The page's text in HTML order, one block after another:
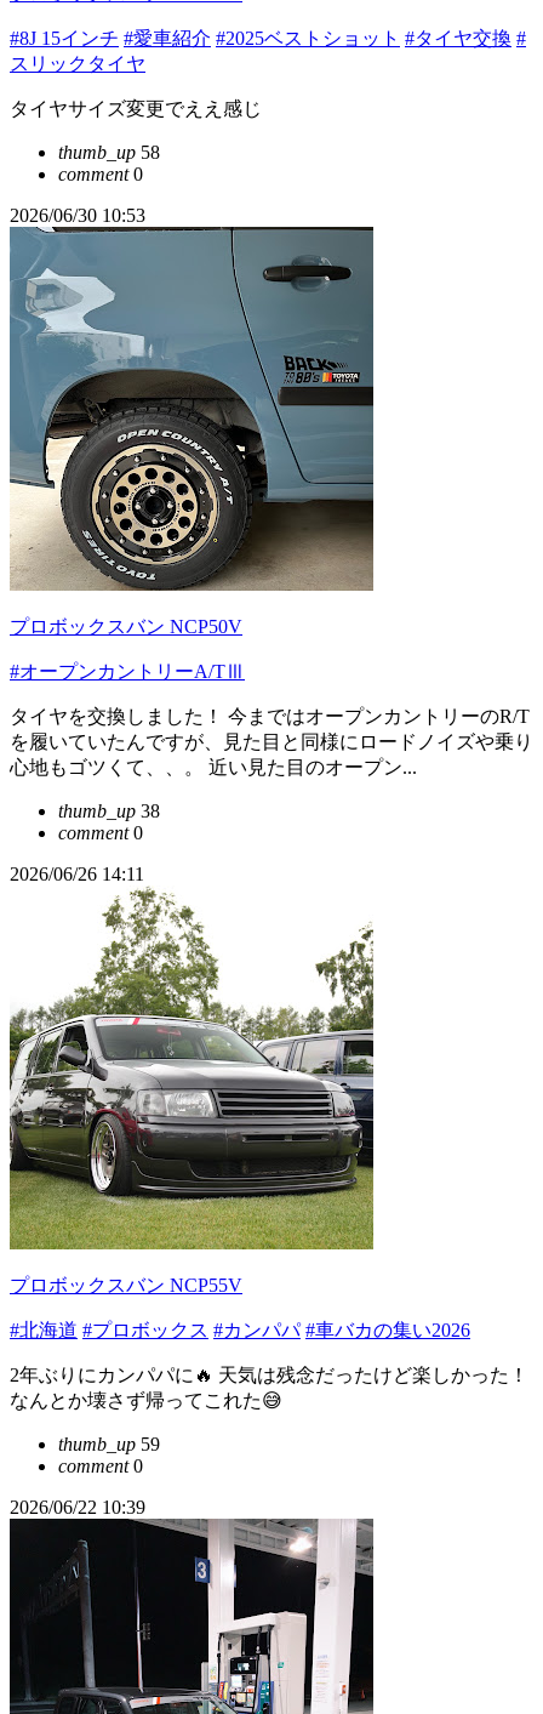
#8J 15インチ #愛車紹介 #2025ベストショット #タイヤ交換 #
スリックタイヤ
タイヤサイズ変更でええ感じ
thumb_up 58
comment0
2026/06/30 10:53
プロボックスバン NCP50V
#オープンカントリーA/TⅢ
タイヤを交換しました！ 今まではオープンカントリーのR/T
を履いていたんですが、見た目と同様にロードノイズや乗り
心地もゴツくて、、。 近い見た目のオープン...
thumb_up 38
comment0
2026/06/26 14:11
プロボックスバン NCP55V
#北海道 #プロボックス #カンパパ #車バカの集い2026
2年ぶりにカンパパに🔥 天気は残念だったけど楽しかった！
なんとか壊さず帰ってこれた😅
thumb_up 59
comment0
2026/06/22 10:39